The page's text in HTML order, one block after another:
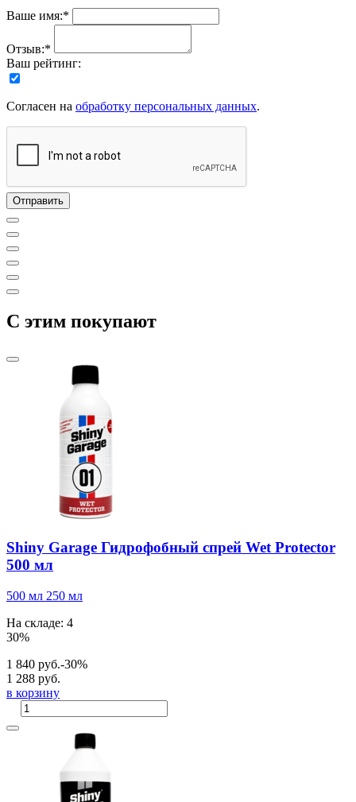
Ваше имя:*
Отзыв:*
Ваш рейтинг:
Согласен на обработку персональных данных.
C этим покупают
Shiny Garage Гидрофобный спрей Wet Protector
500 мл
500 мл 250 мл
На складе: 4
30%
1 840 руб.-30%
1 288 руб.
в корзину